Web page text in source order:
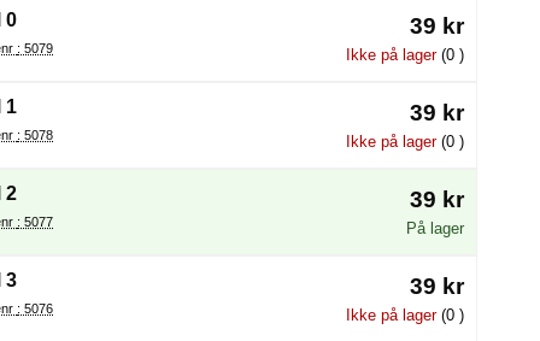
0
Varenr : 5079
39 kr
Ikke på lager(0 )
1
Varenr : 5078
39 kr
Ikke på lager(0 )
2
Varenr : 5077
39 kr
På lager
3
Varenr : 5076
39 kr
Ikke på lager(0 )